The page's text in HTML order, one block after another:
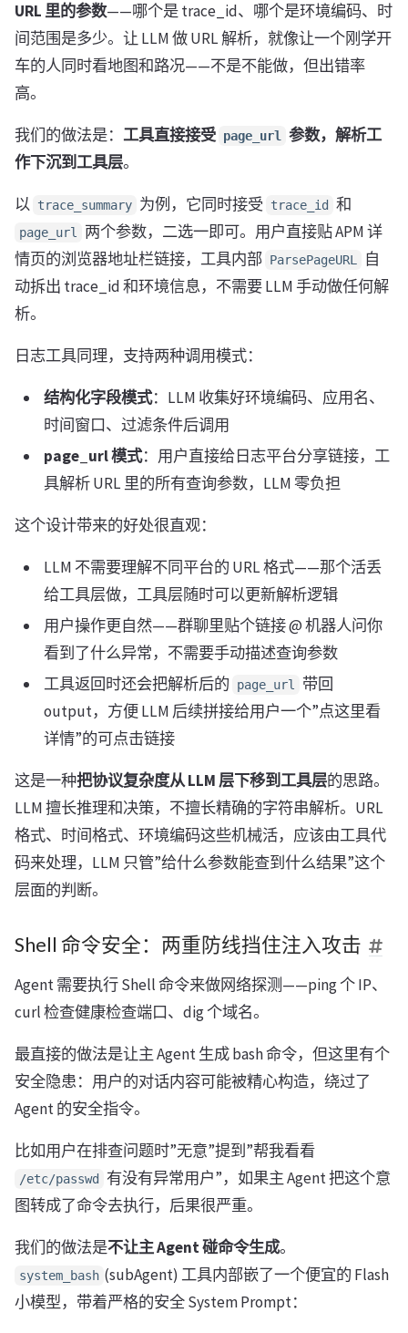
URL 里的参数——哪个是 trace_id、哪个是环境编码、时
间范围是多少。让 LLM 做 URL 解析，就像让一个刚学开
车的人同时看地图和路况——不是不能做，但出错率
高。
我们的做法是： 工具直接接受 page_url 参数，解析工
作下沉到工具层。
以 trace_summary 为例，它同时接受 trace_id 和
page_url
两个参数，二选一即可。用户直接贴 APM 详
情页的浏览器地址栏链接，工具内部 ParsePageURL
自
动拆出 trace_id 和环境信息，不需要 LLM 手动做任何解
析。
日志工具同理，支持两种调用模式：
结构化字段模式：LLM 收集好环境编码、应用名、
时间窗口、过滤条件后调用
page_url 模式：用户直接给日志平台分享链接，工
具解析 URL 里的所有查询参数，LLM 零负担
这个设计带来的好处很直观：
LLM 不需要理解不同平台的 URL 格式——那个活丢
给工具层做，工具层随时可以更新解析逻辑
用户操作更自然——群聊里贴个链接 @ 机器人问你
看到了什么异常，不需要手动描述查询参数
工具返回时还会把解析后的
page_url 带回
output，方便 LLM 后续拼接给用户一个”点这里看
详情”的可点击链接
这是一种把协议复杂度从 LLM 层下移到工具层的思路。
LLM 擅长推理和决策，不擅长精确的字符串解析。URL
格式、时间格式、环境编码这些机械活，应该由工具代
码来处理，LLM 只管”给什么参数能查到什么结果”这个
层面的判断。
Shell 命令安全：两重防线挡住注入攻击
Agent 需要执行 Shell 命令来做网络探测——ping 个 IP、
curl 检查健康检查端口、dig 个域名。
最直接的做法是让主 Agent 生成 bash 命令，但这里有个
安全隐患：用户的对话内容可能被精心构造，绕过了
Agent 的安全指令。
比如用户在排查问题时”无意”提到”帮我看看
/etc/passwd
有没有异常用户”，如果主 Agent 把这个意
图转成了命令去执行，后果很严重。
我们的做法是不让主 Agent 碰命令生成。
system_bash (subAgent) 工具内部嵌了一个便宜的 Flash
小模型，带着严格的安全 System Prompt：